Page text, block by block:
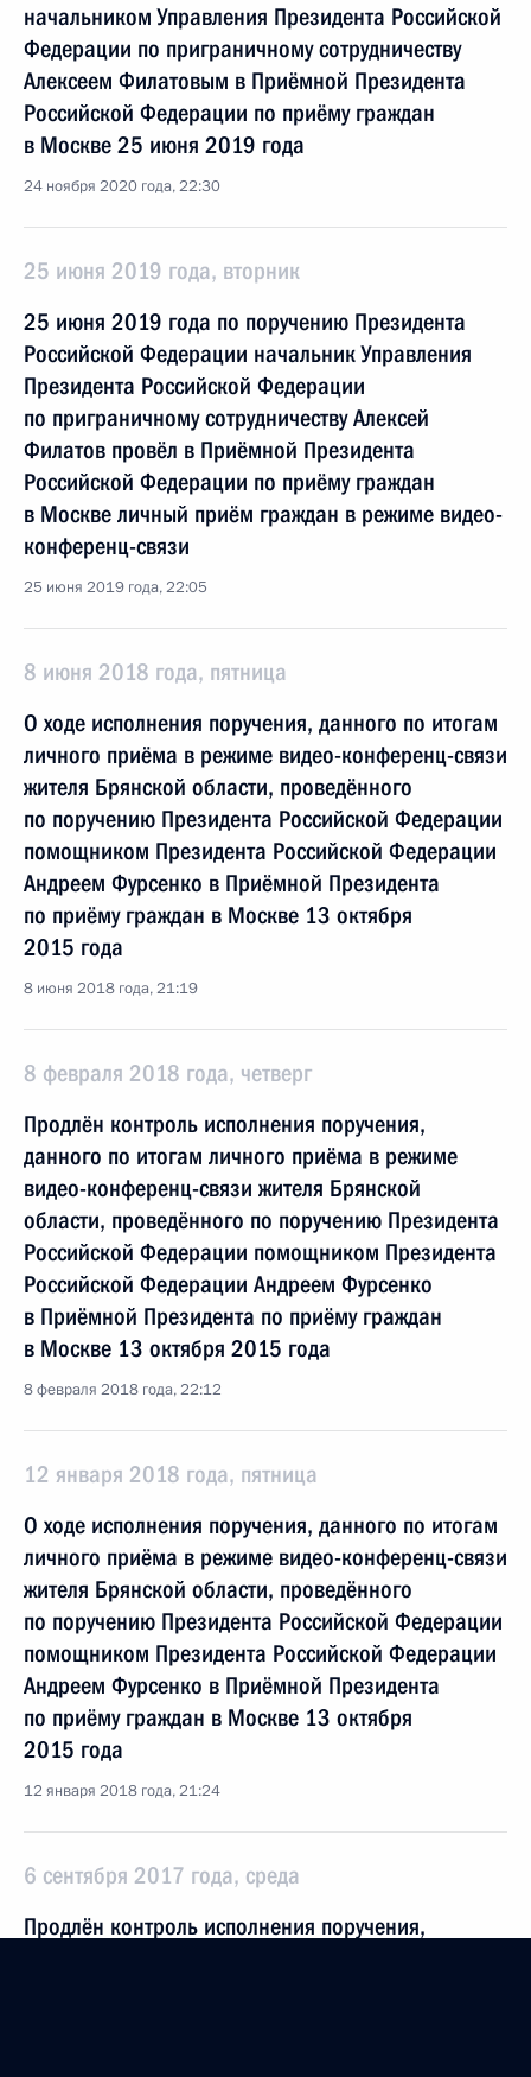
начальником Управления Президента Российской
Федерации по приграничному сотрудничеству
Алексеем Филатовым в Приёмной Президента
Российской Федерации по приёму граждан
в Москве 25 июня 2019 года
24 ноября 2020 года, 22:30
25 июня 2019 года, вторник
25 июня 2019 года по поручению Президента
Российской Федерации начальник Управления
Президента Российской Федерации
по приграничному сотрудничеству Алексей
Филатов провёл в Приёмной Президента
Российской Федерации по приёму граждан
в Москве личный приём граждан в режиме видео-
конференц-связи
25 июня 2019 года, 22:05
8 июня 2018 года, пятница
О ходе исполнения поручения, данного по итогам
личного приёма в режиме видео-конференц-связи
жителя Брянской области, проведённого
по поручению Президента Российской Федерации
помощником Президента Российской Федерации
Андреем Фурсенко в Приёмной Президента
по приёму граждан в Москве 13 октября
2015 года
8 июня 2018 года, 21:19
8 февраля 2018 года, четверг
Продлён контроль исполнения поручения,
данного по итогам личного приёма в режиме
видео-конференц-связи жителя Брянской
области, проведённого по поручению Президента
Российской Федерации помощником Президента
Российской Федерации Андреем Фурсенко
в Приёмной Президента по приёму граждан
в Москве 13 октября 2015 года
8 февраля 2018 года, 22:12
12 января 2018 года, пятница
О ходе исполнения поручения, данного по итогам
личного приёма в режиме видео-конференц-связи
жителя Брянской области, проведённого
по поручению Президента Российской Федерации
помощником Президента Российской Федерации
Андреем Фурсенко в Приёмной Президента
по приёму граждан в Москве 13 октября
2015 года
12 января 2018 года, 21:24
6 сентября 2017 года, среда
Продлён контроль исполнения поручения,